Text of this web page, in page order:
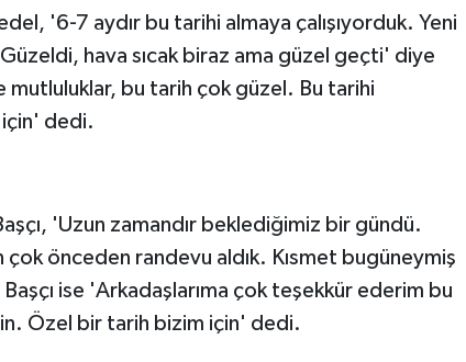
'6-7 aydır bu tarihi almaya çalışıyorduk. Yeni
hava sıcak biraz ama güzel geçti' diye
bu tarih çok güzel. Bu tarihi
için' dedi.
'Uzun zamandır beklediğimiz bir gündü.
önceden randevu aldık. Kısmet bugüneymiş
ise 'Arkadaşlarıma çok teşekkür ederim bu
Özel bir tarih bizim için' dedi.